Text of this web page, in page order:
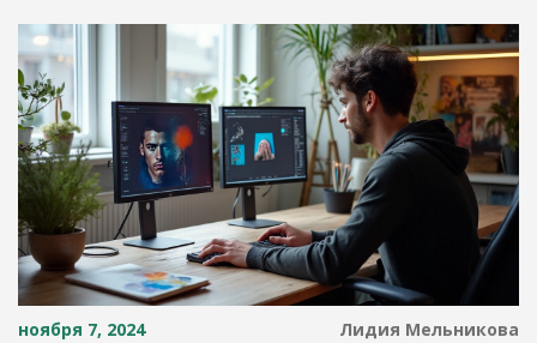
ноября 7, 2024 Лидия Мельникова